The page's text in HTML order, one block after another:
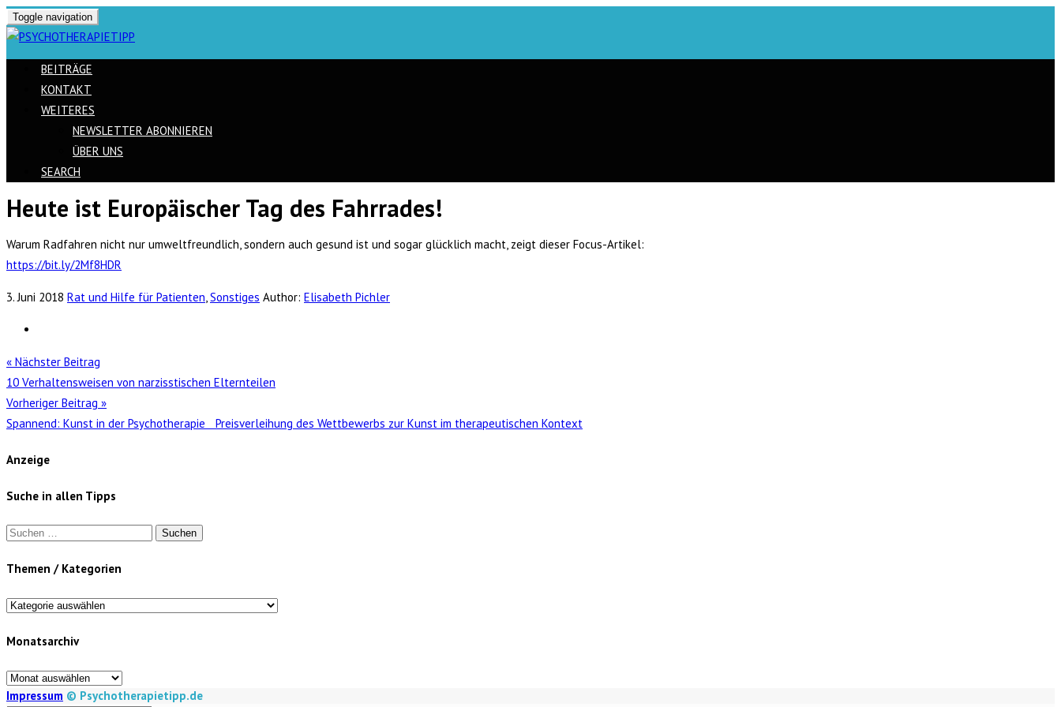
Toggle navigation
BEITRÄGE
KONTAKT
WEITERES
NEWSLETTER ABONNIEREN
ÜBER UNS
SEARCH
Skip
content
Heute ist Europäischer Tag des Fahrrades!
Warum Radfahren nicht nur umweltfreundlich, sondern auch gesund ist und sogar glücklich macht, zeigt dieser Focus-Artikel:
https://bit.ly/2Mf8HDR
3. Juni 2018 Rat und Hilfe für Patienten,Sonstiges Author: Elisabeth Pichler
« Nächster Beitrag
10 Verhaltensweisen von narzisstischen Elternteilen
Vorheriger Beitrag »
Spannend: Kunst in der Psychotherapie Preisverleihung des Wettbewerbs zur Kunst im therapeutischen Kontext
Anzeige
Suche in allen Tipps
Suchen
Themen / Kategorien
Themen
Kategorien
Monatsarchiv
Monatsarchiv
Impressum © Psychotherapietipp.de